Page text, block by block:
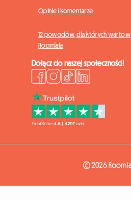
Opinie i komentarze
12 powodów, dla których warto
Roomlala
Dołącz do naszej społeczności!
© 2026